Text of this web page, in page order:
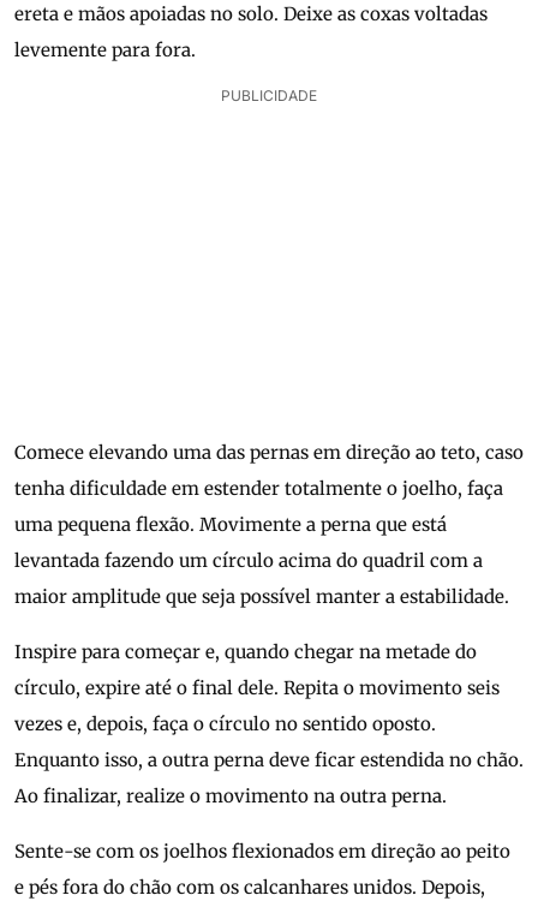
ereta e mãos apoiadas no solo. Deixe as coxas voltadas
levemente para fora.
PUBLICIDADE
Comece elevando uma das pernas em direção ao teto, caso
tenha dificuldade em estender totalmente o joelho, faça
uma pequena flexão. Movimente a perna que está
levantada fazendo um círculo acima do quadril com a
maior amplitude que seja possível manter a estabilidade.
Inspire para começar e, quando chegar na metade do
círculo, expire até o final dele. Repita o movimento seis
vezes e, depois, faça o círculo no sentido oposto.
Enquanto isso, a outra perna deve ficar estendida no chão.
Ao finalizar, realize o movimento na outra perna.
Sente-se com os joelhos flexionados em direção ao peito
e pés fora do chão com os calcanhares unidos. Depois,